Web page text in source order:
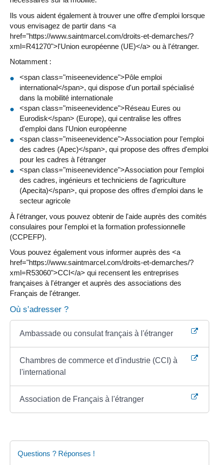
Ils vous aident également à trouver une offre d'emploi lorsque
vous envisagez de partir dans <a
href="https://www.saintmarcel.com/droits-et-demarches/?
xml=R41270">l'Union européenne (UE)</a> ou à l'étranger.
Notamment :
<span class="miseenevidence">Pôle emploi
international</span>, qui dispose d'un portail spécialisé
dans la mobilité internationale
<span class="miseenevidence">Réseau Eures ou
Eurodisk</span> (Europe), qui centralise les offres
d'emploi dans l'Union européenne
<span class="miseenevidence">Association pour l'emploi
des cadres (Apec)</span>, qui propose des offres d'emploi
pour les cadres à l'étranger
<span class="miseenevidence">Association pour l'emploi
des cadres, ingénieurs et techniciens de l'agriculture
(Apecita)</span>, qui propose des offres d'emploi dans le
secteur agricole
À l'étranger, vous pouvez obtenir de l'aide auprès des comités
consulaires pour l'emploi et la formation professionnelle
(CCPEFP).
Vous pouvez également vous informer auprès des <a
href="https://www.saintmarcel.com/droits-et-demarches/?
xml=R53060">CCI</a> qui recensent les entreprises
françaises à l'étranger et auprès des associations des
Français de l'étranger.
Où s’adresser ?
Ambassade ou consulat français à l'étranger
Chambres de commerce et d'industrie (CCI) à
l'international
Association de Français à l'étranger
Questions ? Réponses !